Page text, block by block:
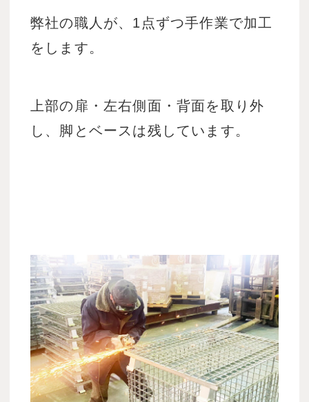
弊社の職人が、1点ずつ手作業で加工
をします。
上部の扉・左右側面・背面を取り外
し、脚とベースは残しています。